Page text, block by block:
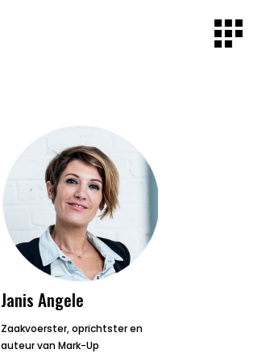
Janis Angele
Zaakvoerster, oprichtster en
auteur van Mark-Up